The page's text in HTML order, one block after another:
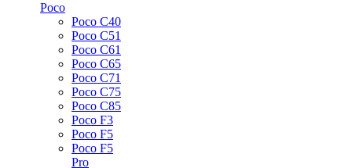
Poco
Poco C40
Poco C51
Poco C61
Poco C65
Poco C71
Poco C75
Poco C85
Poco F3
Poco F5
Poco F5
Pro